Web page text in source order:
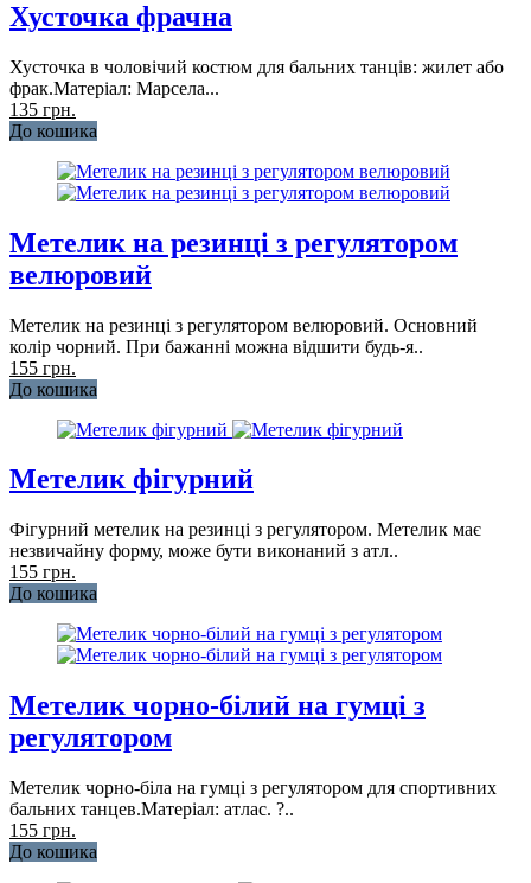
Хусточка фрачна
Хусточка в чоловічий костюм для бальних танців: жилет або
фрак.Матеріал: Марсела...
135 грн.
До кошика
Метелик на резинці з регулятором
велюровий
Метелик на резинці з регулятором велюровий. Основний
колір чорний. При бажанні можна відшити будь-я..
155 грн.
До кошика
Метелик фігурний
Фігурний метелик на резинці з регулятором. Метелик має
незвичайну форму, може бути виконаний з атл..
155 грн.
До кошика
Метелик чорно-білий на гумці з
регулятором
Метелик чорно-біла на гумці з регулятором для спортивних
бальних танцев.Матеріал: атлас. ?..
155 грн.
До кошика